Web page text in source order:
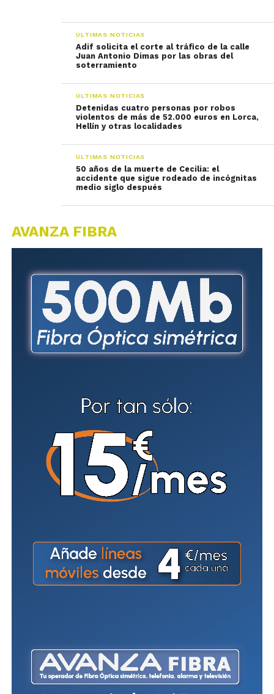
ÚLTIMAS NOTICIAS
Adif solicita el corte al tráfico de la calle
Juan Antonio Dimas por las obras del
soterramiento
ÚLTIMAS NOTICIAS
Detenidas cuatro personas por robos
violentos de más de 52.000 euros en Lorca,
Hellín y otras localidades
ÚLTIMAS NOTICIAS
50 años de la muerte de Cecilia: el
accidente que sigue rodeado de incógnitas
medio siglo después
AVANZA FIBRA